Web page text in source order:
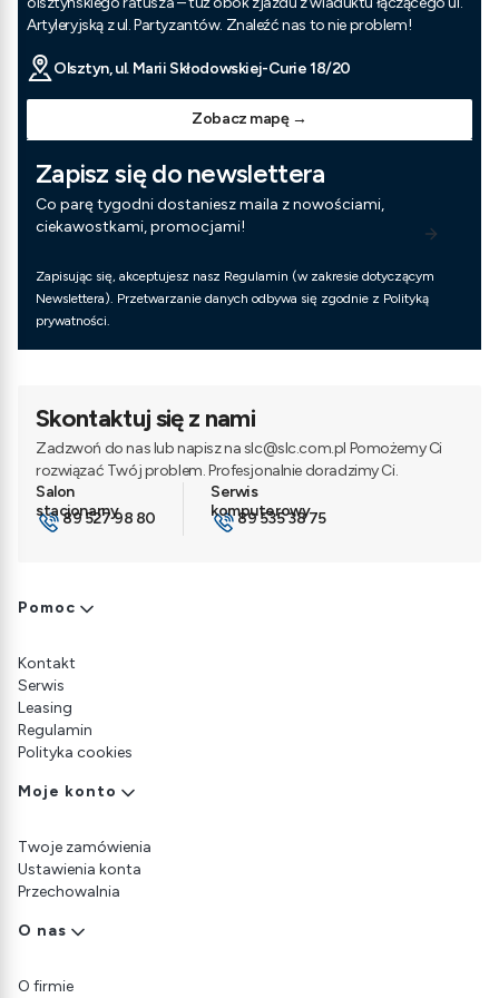
Artyleryjską z ul. Partyzantów. Znaleźć nas to nie problem!
Olsztyn, ul. Marii Skłodowskiej-Curie 18/20
Zobacz mapę →
Zapisz się do newslettera
Co parę tygodni dostaniesz maila z nowościami,
ciekawostkami, promocjami!
Zapisując się, akceptujesz nasz Regulamin (w zakresie dotyczącym
Newslettera). Przetwarzanie danych odbywa się zgodnie z Polityką
prywatności.
Skontaktuj się z nami
Zadzwoń do nas lub napisz na slc@slc.com.pl Pomożemy Ci
rozwiązać Twój problem. Profesjonalnie doradzimy Ci.
89 527 98 80 89 535 38 75
Linki w stopce
Pomoc
Kontakt
Serwis
Leasing
Regulamin
Polityka cookies
Moje konto
Twoje zamówienia
Ustawienia konta
Przechowalnia
O nas
O firmie